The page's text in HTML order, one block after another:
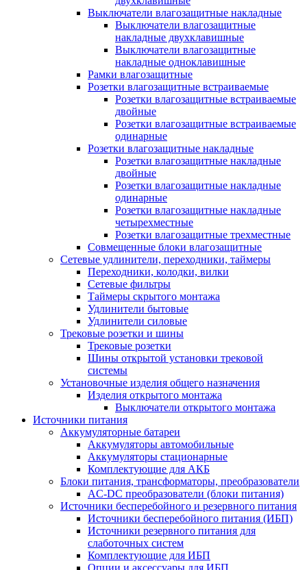
Выключатели влагозащитные накладные
Выключатели влагозащитные
накладные двухклавишные
Выключатели влагозащитные
накладные одноклавишные
Рамки влагозащитные
Розетки влагозащитные встраиваемые
Розетки влагозащитные встраиваемые
двойные
Розетки влагозащитные встраиваемые
одинарные
Розетки влагозащитные накладные
Розетки влагозащитные накладные
двойные
Розетки влагозащитные накладные
одинарные
Розетки влагозащитные накладные
четырехместные
Розетки влагозащитные трехместные
Совмещенные блоки влагозащитные
Сетевые удлинители, переходники, таймеры
Переходники, колодки, вилки
Сетевые фильтры
Таймеры скрытого монтажа
Удлинители бытовые
Удлинители силовые
Трековые розетки и шины
Трековые розетки
Шины открытой установки трековой
системы
Установочные изделия общего назначения
Изделия открытого монтажа
Выключатели открытого монтажа
Источники питания
Аккумуляторные батареи
Аккумуляторы автомобильные
Аккумуляторы стационарные
Комплектующие для АКБ
Блоки питания, трансформаторы, преобразователи
AC-DC преобразователи (блоки питания)
Источники бесперебойного и резервного питания
Источники бесперебойного питания (ИБП)
Источники резервного питания для
слаботочных систем
Комплектующие для ИБП
Опции и аксессуары для ИБП